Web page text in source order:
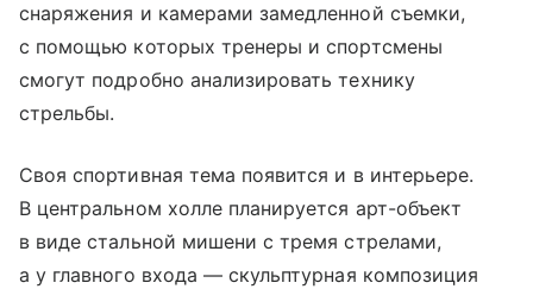
снаряжения и камерами замедленной съемки,
с помощью которых тренеры и спортсмены
смогут подробно анализировать технику
стрельбы.
Своя спортивная тема появится и в интерьере.
В центральном холле планируется арт-объект
в виде стальной мишени с тремя стрелами,
а у главного входа — скульптурная композиция